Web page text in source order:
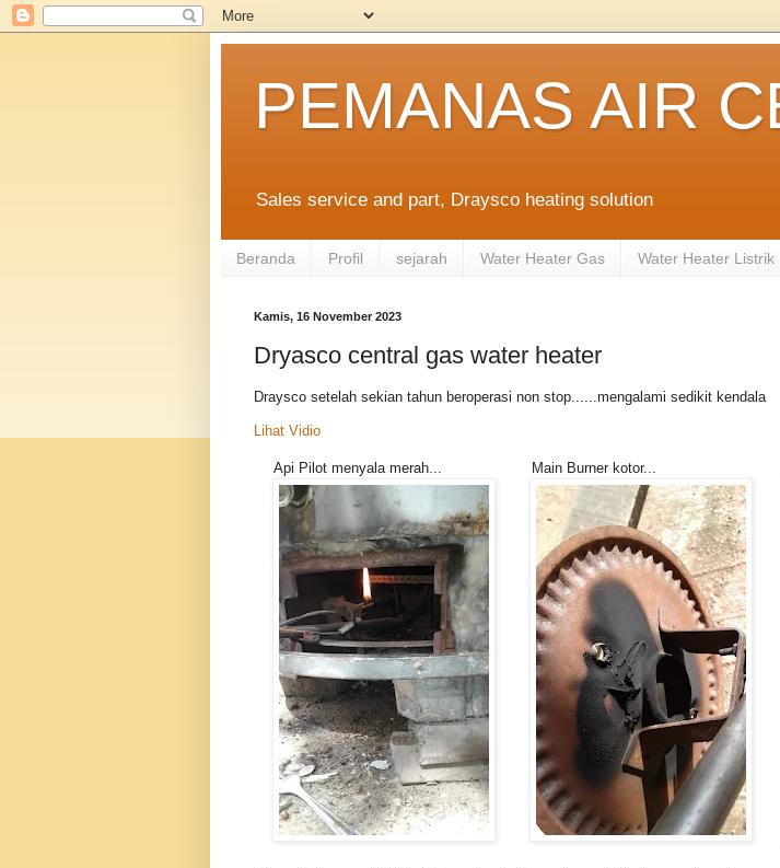
PEMANAS AIR
Sales service and part, Draysco heating solution
Beranda Profil sejarah Water Heater Gas Water Heater Listrik
Kamis, 16 November 2023
Dryasco central gas water heater
Draysco setelah sekian tahun beroperasi non stop......mengalami sedikit kendala
Lihat Vidio
Api Pilot menyala merah... Main Burner kotor...